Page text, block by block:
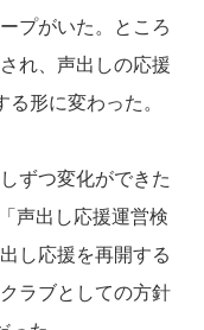
プがいた。ところ
れ、声出しの応援
形に変わった。
ずつ変化ができた
声出し応援運営検
し応援を再開する
ラブとしての方針